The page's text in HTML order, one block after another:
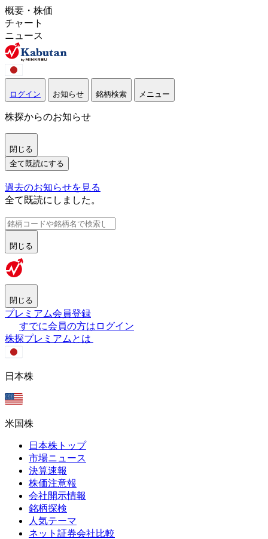
概要・株価
チャート
ニュース
ログイン お知らせ 銘柄検索 メニュー
株探からのお知らせ
閉じる
全て既読にする
過去のお知らせを見る
全て既読にしました。
閉じる
閉じる
プレミアム会員登録
すでに会員の方はログイン
株探プレミアムとは
日本株
米国株
日本株トップ
市場ニュース
決算速報
株価注意報
会社開示情報
銘柄探検
人気テーマ
ネット証券会社比較